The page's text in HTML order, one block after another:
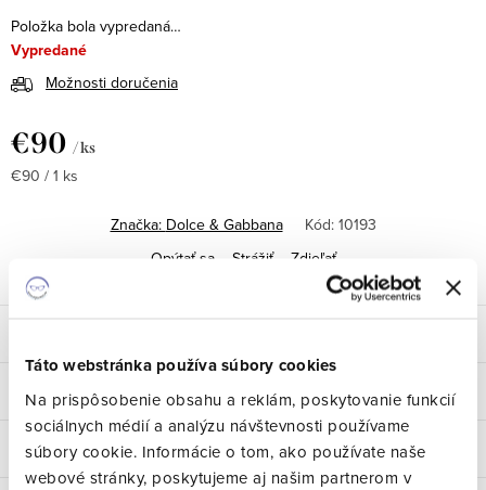
Táto webstránka používa súbory cookies
Na prispôsobenie obsahu a reklám, poskytovanie funkcií
sociálnych médií a analýzu návštevnosti používame
súbory cookie. Informácie o tom, ako používate naše
webové stránky, poskytujeme aj našim partnerom v
Položka bola vypredaná…
Vypredané
Možnosti doručenia
€90 / ks
Jednotková
€90 / 1 ks
Značka: Dolce & Gabbana Kód: 10193
Opýtať sa
Strážiť Zdieľať
Parametre produktu
Hodnotenie